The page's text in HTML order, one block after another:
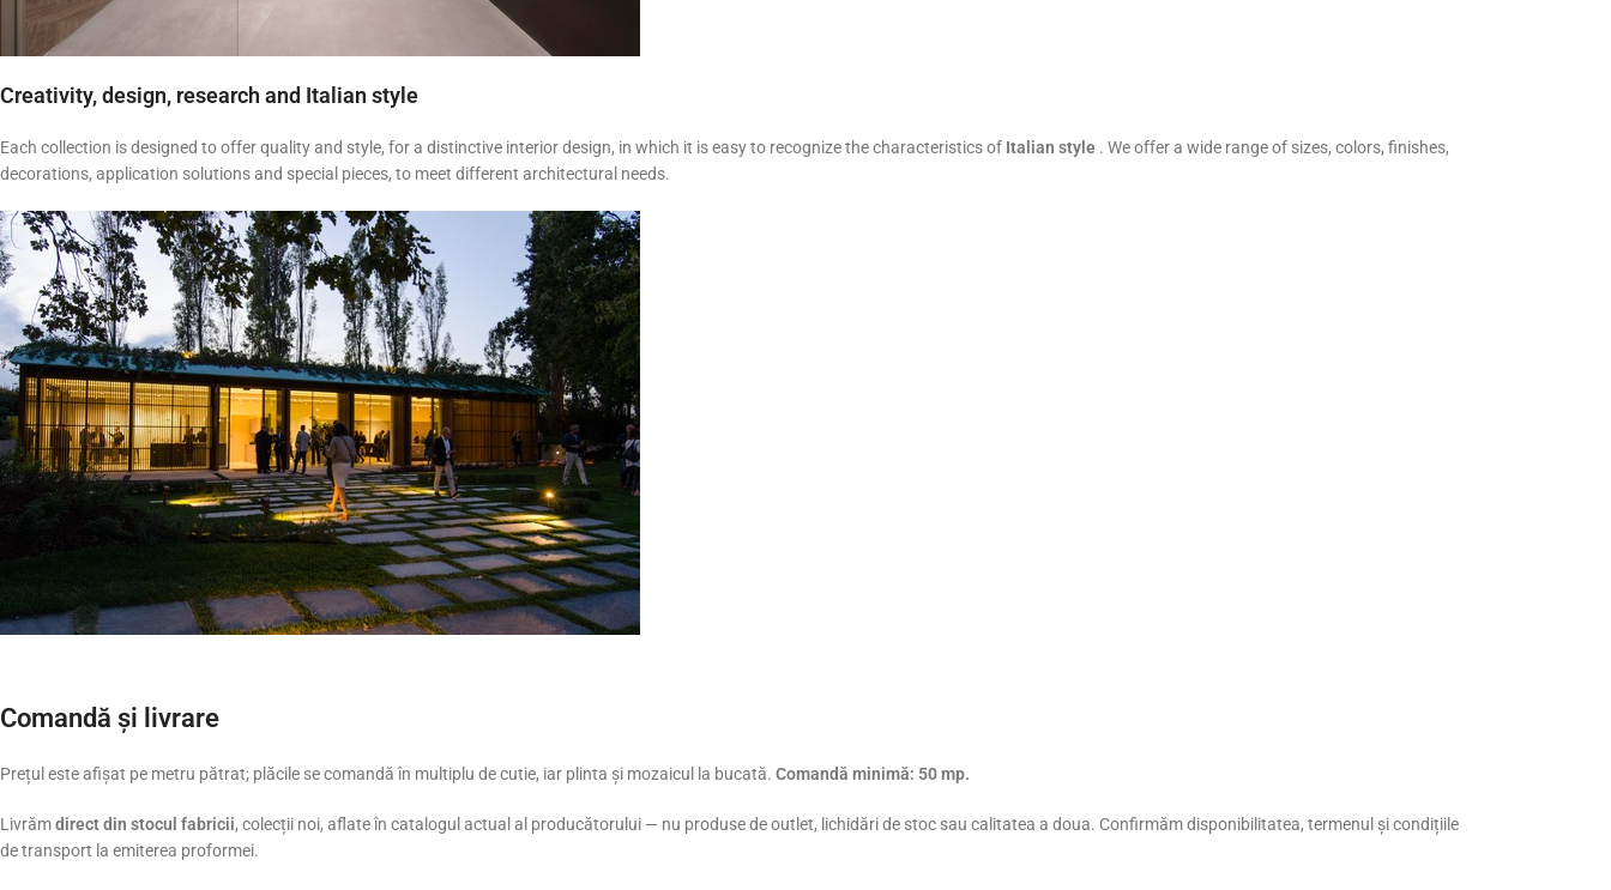
Creativity, design, research and Italian style
Each collection is designed to offer quality and style, for a distinctive interior design, in which it is easy to recognize the characteristics of Italian style . We offer a wide range of sizes, colors, finishes,
decorations, application solutions and special pieces, to meet different architectural needs.
Comandă și livrare
Prețul este afișat pe metru pătrat; plăcile se comandă în multiplu de cutie, iar plinta și mozaicul la bucată. Comandă minimă: 50 mp.
Livrămdirect din stocul fabricii, colecții noi, aflate în catalogul actual al producătorului — nu produse de outlet, lichidări de stoc sau calitatea a doua. Confirmăm disponibilitatea, termenul și condițiile
de transport la emiterea proformei.